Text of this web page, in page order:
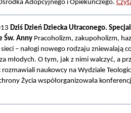
Adopcyjnego i Opiekuńczego.
Dziś Dzień Dziecka Utraconego.
Św. Anny Pracoholizm, zakupoholizm,
– nałogi nowego rodzaju zniewalają
młodych. O tym, jak z nimi walczyć, a
naukowcy na Wydziale
Życia współorganizowała